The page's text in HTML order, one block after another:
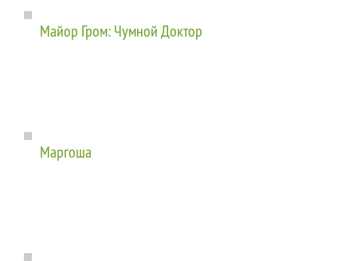
Майор Гром: Чумной Доктор
Маргоша